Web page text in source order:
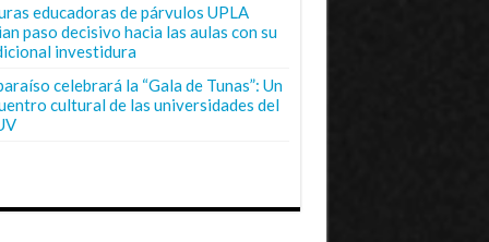
educadoras de párvulos UPLA
paso decisivo hacia las aulas con su
investidura
celebrará la “Gala de Tunas”: Un
cultural de las universidades del